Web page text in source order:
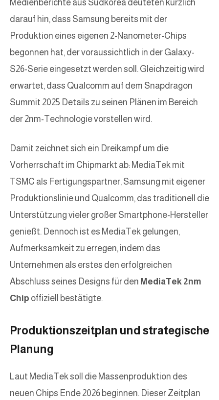
Medienberichte aus Südkorea deuteten kürzlich
darauf hin, dass Samsung bereits mit der
Produktion eines eigenen 2-Nanometer-Chips
begonnen hat, der voraussichtlich in der Galaxy-
S26-Serie eingesetzt werden soll. Gleichzeitig wird
erwartet, dass Qualcomm auf dem Snapdragon
Summit 2025 Details zu seinen Plänen im Bereich
der 2nm-Technologie vorstellen wird.
Damit zeichnet sich ein Dreikampf um die
Vorherrschaft im Chipmarkt ab: MediaTek mit
TSMC als Fertigungspartner, Samsung mit eigener
Produktionslinie und Qualcomm, das traditionell die
Unterstützung vieler großer Smartphone-Hersteller
genießt. Dennoch ist es MediaTek gelungen,
Aufmerksamkeit zu erregen, indem das
Unternehmen als erstes den erfolgreichen
Abschluss seines Designs für den MediaTek 2nm
Chip offiziell bestätigte.
Produktionszeitplan und strategische
Planung
Laut MediaTek soll die Massenproduktion des
neuen Chips Ende 2026 beginnen. Dieser Zeitplan